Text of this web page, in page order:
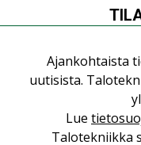
Ajankohtaista
uutisista.
Lue
Talotekniikka